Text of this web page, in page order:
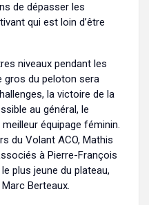
de dépasser les
qui est loin d’être
niveaux pendant les
gros du peloton sera
la victoire de la
au général, le
équipage féminin.
du Volant ACO, Mathis
à Pierre-François
plus jeune du plateau,
Berteaux.